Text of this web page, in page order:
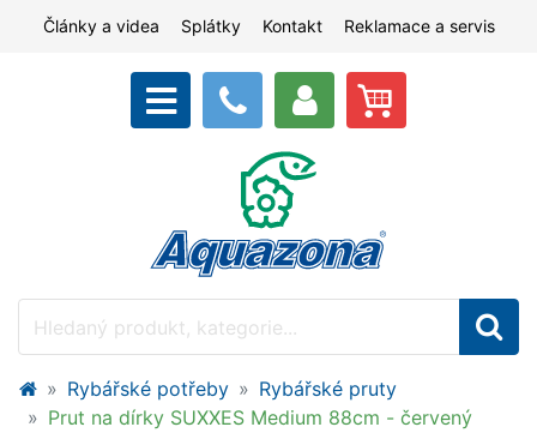
Články a videa Splátky Kontakt Reklamace a servis
Rybářské potřeby
Rybářské pruty
Prut na dírky SUXXES Medium 88cm - červený